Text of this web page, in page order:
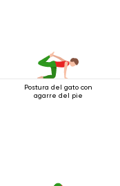
Postura del gato con
agarre del pie